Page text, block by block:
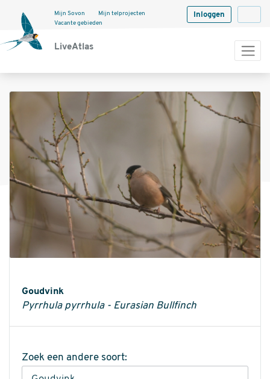
LiveAtlas
Mijn Sovon
Mijn telprojecten
Vacante gebieden
Inloggen
Goudvink
Pyrrhula pyrrhula - Eurasian Bullfinch
Zoek een andere soort: